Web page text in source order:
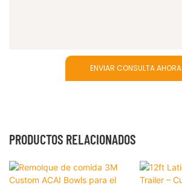
ENVIAR CONSULTA AHORA
PRODUCTOS RELACIONADOS